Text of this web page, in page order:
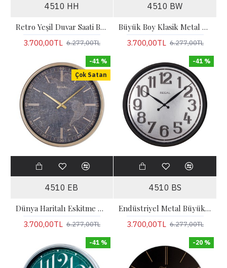
4510 HH
Retro Yeşil Duvar Saati Büyük Boy
3.700,00TL 6.277,00TL
4510 BW
Büyük Boy Klasik Metal Duvar Saati
3.700,00TL 6.277,00TL
Çok Satan
-41 %
4510 EB
Dünya Haritalı Eskitme Metal Büyük Boy Duvar Saati
3.700,00TL 6.277,00TL
-41 %
4510 BS
Endüstriyel Metal Büyük Boy Duvar Saati
3.700,00TL 6.277,00TL
-41 % -20 %